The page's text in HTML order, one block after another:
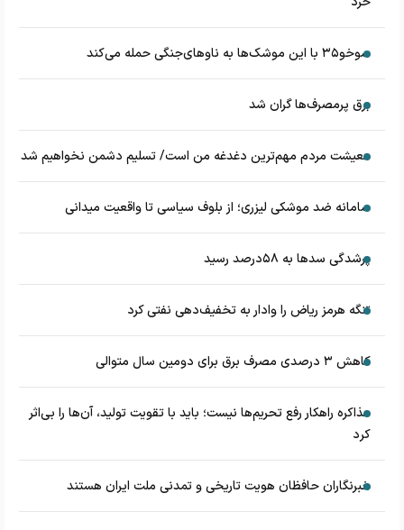
سوخو۳۵ با این موشک‌ها به ناوهای‌جنگی حمله می‌کند
برق پرمصرف‌ها گران شد
معیشت مردم مهم‌ترین دغدغه من است/ تسلیم دشمن نخواهیم شد
سامانه ضد موشکی لیزری؛ از بلوف سیاسی تا واقعیت میدانی
پرشدگی سدها به ۵۸درصد رسید
تنگه هرمز ریاض را وادار به تخفیف‌دهی نفتی کرد
کاهش ۳ درصدی مصرف برق برای دومین سال متوالی
مذاکره راهکار رفع تحریم‌ها نیست؛ باید با تقویت تولید، آن‌ها را بی‌اثر
کرد
خبرنگاران حافظان هویت تاریخی و تمدنی ملت ایران هستند